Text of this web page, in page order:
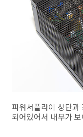
파워서플라이 상단
되어있어서 내부가